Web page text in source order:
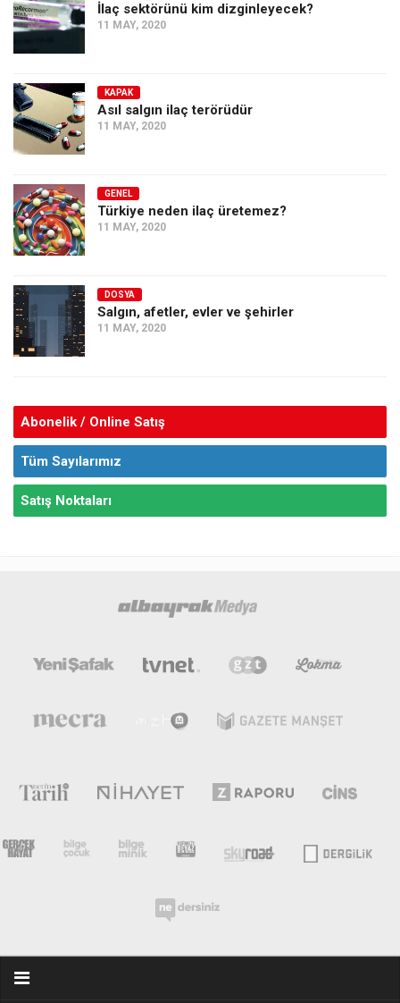
İlaç sektörünü kim dizginleyecek?
11 MAY, 2020
KAPAK
Asıl salgın ilaç terörüdür
11 MAY, 2020
GENEL
Türkiye neden ilaç üretemez?
11 MAY, 2020
DOSYA
Salgın, afetler, evler ve şehirler
11 MAY, 2020
Abonelik / Online Satış
Tüm Sayılarımız
Satış Noktaları